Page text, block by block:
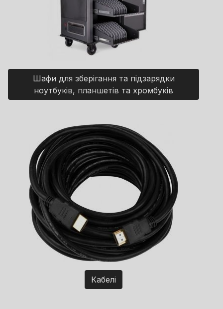
Шафи для зберігання та підзарядки
ноутбуків, планшетів та хромбуків
Кабелі